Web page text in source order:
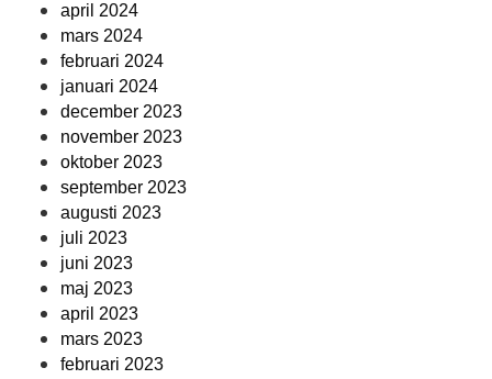
april 2024
mars 2024
februari 2024
januari 2024
december 2023
november 2023
oktober 2023
september 2023
augusti 2023
juli 2023
juni 2023
maj 2023
april 2023
mars 2023
februari 2023